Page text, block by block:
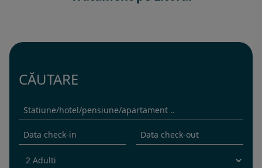
CĂUTARE